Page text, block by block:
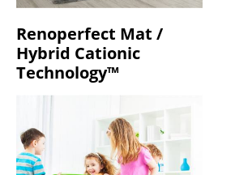
Renoperfect Mat /
Hybrid Cationic
Technology™